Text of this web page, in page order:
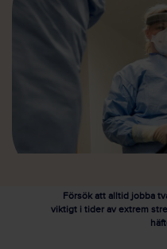
Försök att alltid jobba
viktigt i tider av extrem